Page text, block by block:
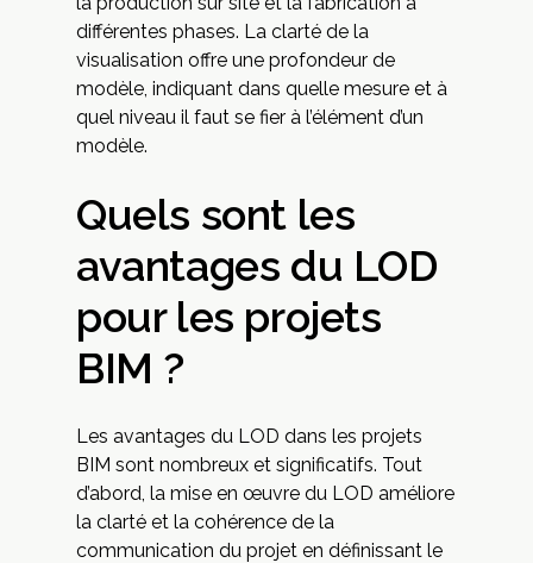
différentes phases. La clarté de la
visualisation offre une profondeur de
modèle, indiquant dans quelle mesure et à
quel niveau il faut se fier à l’élément d’un
modèle.
Quels sont les
avantages du LOD
pour les projets
BIM ?
Les avantages du LOD dans les projets
BIM sont nombreux et significatifs. Tout
d’abord, la mise en œuvre du LOD améliore
la clarté et la cohérence de la
communication du projet en définissant le